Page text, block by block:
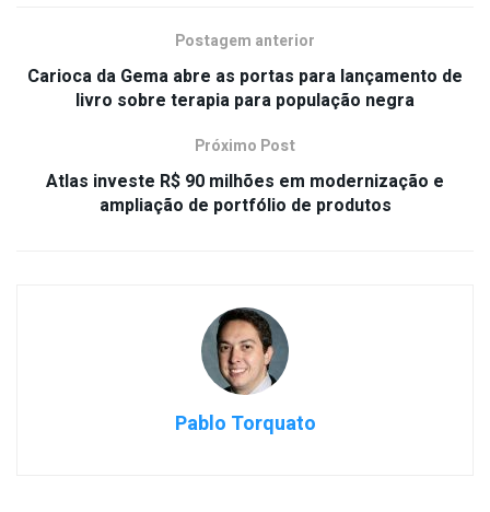
Postagem anterior
Carioca da Gema abre as portas para lançamento de
livro sobre terapia para população negra
Próximo Post
Atlas investe R$ 90 milhões em modernização e
ampliação de portfólio de produtos
Pablo Torquato